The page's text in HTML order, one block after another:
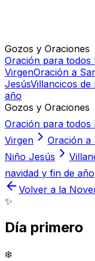
Gozos y Oraciones
Oración para todos
VirgenOración a
JesúsVillancicos de
año
Gozos y Oraciones
Oración para todos
Virgen
Oración a
Niño Jesús
navidad y fin de año
Volver a la
✨
Día primero
❄️